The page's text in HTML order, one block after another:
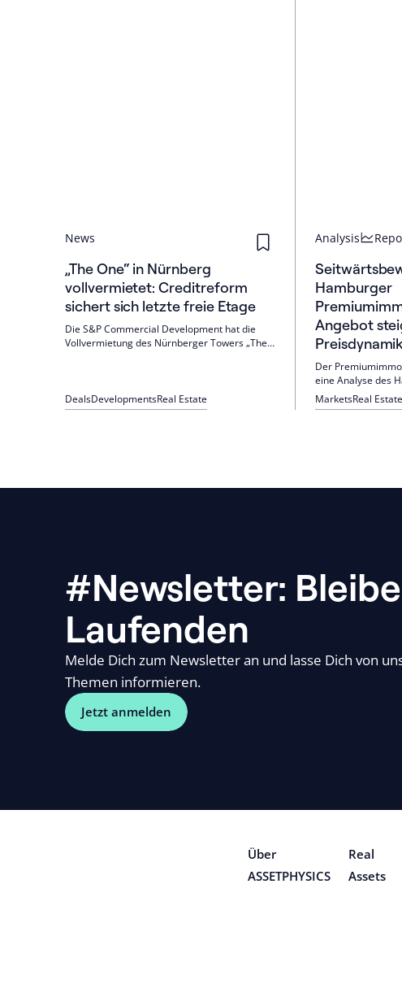
News
„The One“ in Nürnberg
vollvermietet: Creditreform
sichert sich letzte freie Etage
Die S&P Commercial Development hat die
Vollvermietung des Nürnberger Towers „The
Healthcare-Nutzungen und hohe
Nachhaltigkeitsstandards.
DealsDevelopmentsReal Estate
Analysis
Hamburger
Angebot
Preisdynamik
Der
eine Analyse des
festgestellt, dass
MarketsReal Estate
#Newsletter:
Laufenden
Melde Dich zum Newsletter an und lasse Dich von
Themen informieren.
Jetzt anmelden
Über
ASSETPHYSICS
Real
Assets